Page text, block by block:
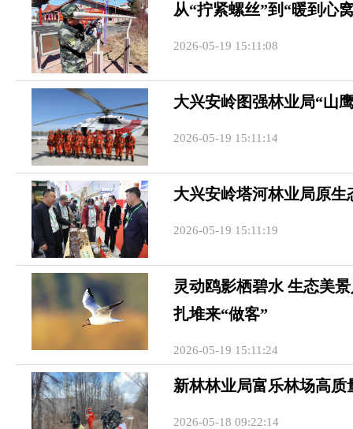
从“拧紧螺丝”到“暖到心
2026-05-19 15:11:08
大兴安岭图强林业局“山
2026-05-19 15:11:14
大兴安岭塔河林业局原
2026-05-19 15:11:19
灵动鸥影栖碧水 生态美
扎堆来“做客”
2026-05-19 15:11:24
新林林业局富乐林场高
2026-05-18 09:22:14